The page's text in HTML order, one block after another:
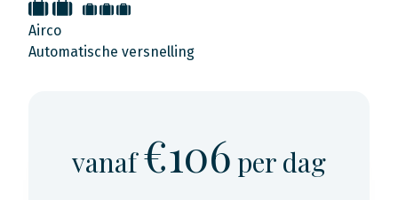
Airco
Automatische versnelling
vanaf€106 per dag